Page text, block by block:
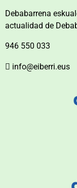
Debabarrena
actualidad de
946 550 033
info@eiberri.eus